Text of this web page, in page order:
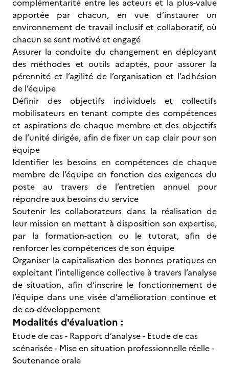
complémentarité entre les acteurs et la plus-value
apportée par chacun, en vue d’instaurer un
environnement de travail inclusif et collaboratif, où
chacun se sent motivé et engagé
Assurer la conduite du changement en déployant
des méthodes et outils adaptés, pour assurer la
pérennité et l’agilité de l’organisation et l’adhésion
de l’équipe
Définir des objectifs individuels et collectifs
mobilisateurs en tenant compte des compétences
et aspirations de chaque membre et des objectifs
de l’unité dirigée, afin de fixer un cap clair pour son
équipe
Identifier les besoins en compétences de chaque
membre de l’équipe en fonction des exigences du
poste au travers de l’entretien annuel pour
répondre aux besoins du service
Soutenir les collaborateurs dans la réalisation de
leur mission en mettant à disposition son expertise,
par la formation-action ou le tutorat, afin de
renforcer les compétences de son équipe
Organiser la capitalisation des bonnes pratiques en
exploitant l’intelligence collective à travers l’analyse
de situation, afin d‘inscrire le fonctionnement de
l’équipe dans une visée d’amélioration continue et
de co-développement
Modalités d'évaluation :
Etude de cas - Rapport d’analyse - Etude de cas
scénarisée - Mise en situation professionnelle réelle -
Soutenance orale